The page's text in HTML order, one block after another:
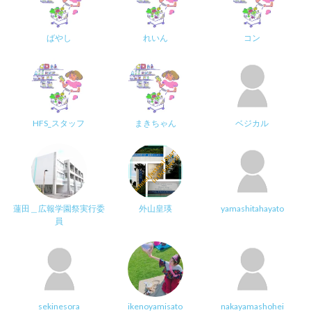
ばやし れいん コン
HFS_スタッフ まきちゃん ベジカル
蓮田＿広報学園祭実行委
員
外山皇瑛 yamashitahayato
sekinesora ikenoyamisato nakayamashohei